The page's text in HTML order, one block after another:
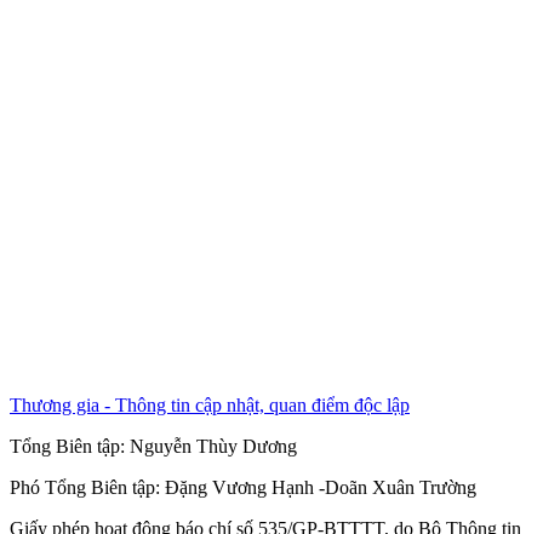
Thương gia - Thông tin cập nhật, quan điểm độc lập
Tổng Biên tập: Nguyễn Thùy Dương
Phó Tổng Biên tập: Đặng Vương Hạnh -Doãn Xuân Trường
Giấy phép hoạt động báo chí số 535/GP-BTTTT, do Bộ Thông tin